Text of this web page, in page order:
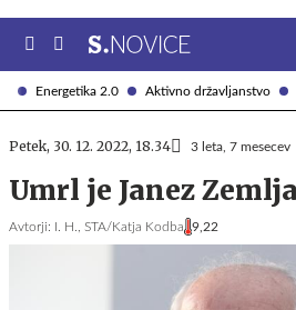
Energetika 2.0 Aktivno državljanstvo
Petek, 30. 12. 2022, 18.34 3 leta, 7 mesecev
Umrl je Janez
Avtorji: I. H., STA/Katja Kodba 9,22